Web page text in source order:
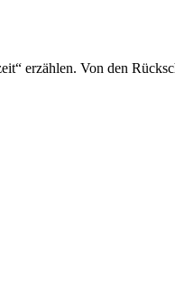
erzählen. Von den